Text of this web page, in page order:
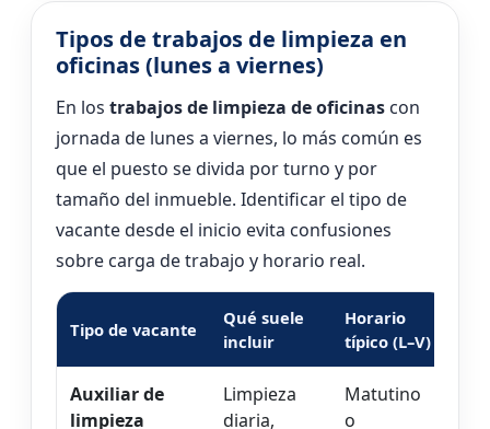
Tipos de trabajos de limpieza en
oficinas (lunes a viernes)
En los trabajos de limpieza de oficinas con
jornada de lunes a viernes, lo más común es
que el puesto se divida por turno y por
tamaño del inmueble. Identificar el tipo de
vacante desde el inicio evita confusiones
sobre carga de trabajo y horario real.
Tipo de vacante
Qué suele
incluir
Horario
típico (L–V)
Auxiliar de
limpieza
Limpieza
diaria,
Matutino
o